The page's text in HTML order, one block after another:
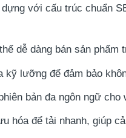
với cấu trúc chuẩn
dễ dàng bán sản
kỹ lưỡng để đảm bảo
bản đa ngôn ngữ
hóa để tải nhanh, giúp